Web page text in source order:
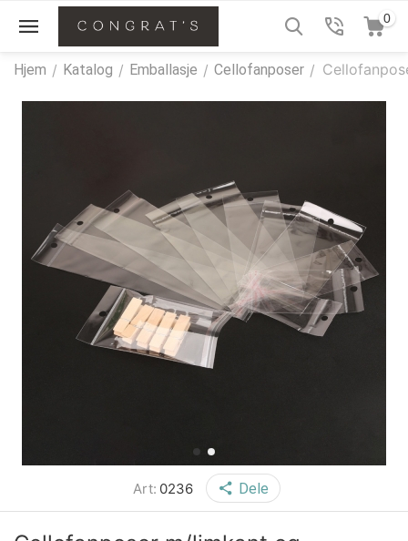
0
Hjem / Katalog / Emballasje / Cellofanposer /
Art: 0236 Dele